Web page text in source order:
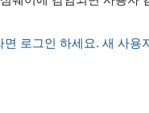
로그인 하세요. 새 사용